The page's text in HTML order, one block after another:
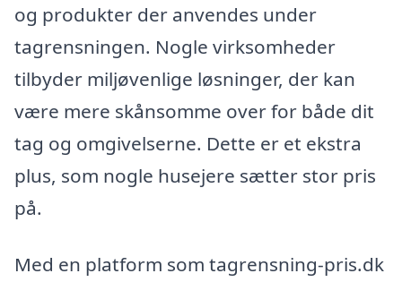
og produkter der anvendes under
tagrensningen. Nogle virksomheder
tilbyder miljøvenlige løsninger, der kan
være mere skånsomme over for både dit
tag og omgivelserne. Dette er et ekstra
plus, som nogle husejere sætter stor pris
på.
Med en platform som tagrensning-pris.dk